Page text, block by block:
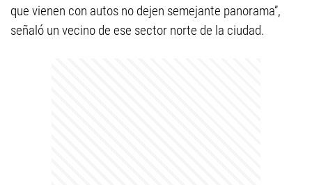
que vienen con autos no dejen semejante panorama”,
señaló un vecino de ese sector norte de la ciudad.